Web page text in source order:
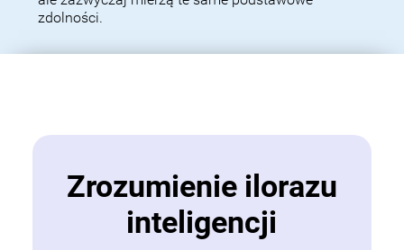
zdolności.
Zrozumienie ilorazu
inteligencji